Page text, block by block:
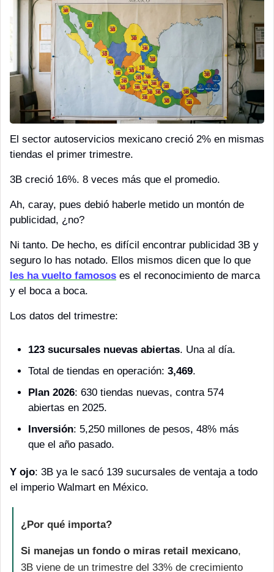
El sector autoservicios mexicano creció 2% en mismas
tiendas el primer trimestre.
3B creció 16%. 8 veces más que el promedio.
Ah, caray, pues debió haberle metido un montón de
publicidad, ¿no?
Ni tanto. De hecho, es difícil encontrar publicidad 3B y
les ha vuelto famosos es el reconocimiento de marca
y el boca a boca.
Los datos del trimestre:
123 sucursales nuevas abiertas. Una al día.
Total de tiendas en operación: 3,469.
Plan 2026: 630 tiendas nuevas, contra 574
abiertas en 2025.
Inversión: 5,250 millones de pesos, 48% más
que el año pasado.
Y ojo: 3B ya le sacó 139 sucursales de ventaja a todo
el imperio Walmart en México.
¿Por qué importa?
Si manejas un fondo o miras retail mexicano,
3B viene de un trimestre del 33% de crecimiento